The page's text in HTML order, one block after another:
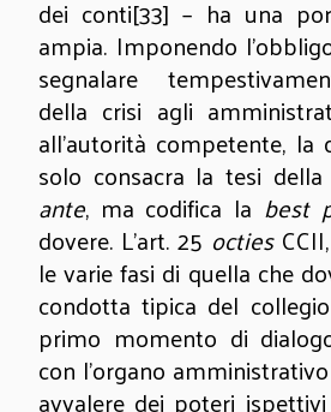
dei conti[33] – ha una
ampia. Imponendo
segnalare
della crisi agli
all’autorità competente, la
solo consacra la tesi della
ante, ma codifica la best
dovere. L’art. 25 octies
le varie fasi di quella che
condotta tipica del
primo momento di
con l’organo
avvalere dei poteri